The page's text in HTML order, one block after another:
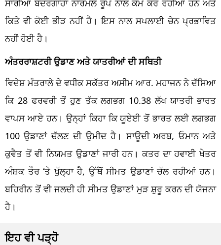
ਸਾਰੀਆਂ ਬੰਦਰਗਾਹਾਂ ਨਾਰਮਲ ਰੂਪ ਨਾਲ ਕੰਮ ਕਰ ਰਹੀਆਂ ਹਨ ਅਤੇ
ਕਿਤੇ ਵੀ ਕੋਈ ਭੀੜ ਨਹੀਂ ਹੈ। ਇਸ ਨਾਲ ਸਪਲਾਈ ਚੇਨ ਪ੍ਰਭਾਵਿਤ
ਨਹੀਂ ਹੋਈ ਹੈ।
ਅੰਤਰਰਾਸ਼ਟਰੀ ਉਡਾਣ ਅਤੇ ਯਾਤਰੀਆਂ ਦੀ ਸਥਿਤੀ
ਵਿਦੇਸ਼ ਮੰਤਰਾਲੇ ਦੇ ਵਧੀਕ ਸਕੱਤਰ ਅਸੀਮ ਆਰ. ਮਹਾਜਨ ਨੇ ਦੱਸਿਆ
ਕਿ 28 ਫਰਵਰੀ ਤੋਂ ਹੁਣ ਤੱਕ ਲਗਭਗ 10.38 ਲੱਖ ਯਾਤਰੀ ਭਾਰਤ
ਵਾਪਸ ਆਏ ਹਨ। ਉਨ੍ਹਾਂ ਕਿਹਾ ਕਿ ਯੂਏਈ ਤੋਂ ਭਾਰਤ ਲਈ ਲਗਭਗ
100 ਉਡਾਣਾਂ ਚੱਲਣ ਦੀ ਉਮੀਦ ਹੈ। ਸਾਊਦੀ ਅਰਬ, ਓਮਾਨ ਅਤੇ
ਕੁਵੈਤ ਤੋਂ ਵੀ ਨਿਯਮਤ ਉਡਾਣਾਂ ਜਾਰੀ ਹਨ। ਕਤਰ ਦਾ ਹਵਾਈ ਖੇਤਰ
ਅੰਸ਼ਕ ਤੌਰ ‘ਤੇ ਖੁੱਲ੍ਹਾ ਹੈ, ਉੱਥੋਂ ਸੀਮਤ ਉਡਾਣਾਂ ਚੱਲ ਰਹੀਆਂ ਹਨ।
ਬਹਿਰੀਨ ਤੋਂ ਵੀ ਜਲਦੀ ਹੀ ਸੀਮਤ ਉਡਾਣਾਂ ਮੁੜ ਸ਼ੁਰੂ ਕਰਨ ਦੀ ਯੋਜਨਾ
ਹੈ।
ਇਹ ਵੀ ਪੜ੍ਹੋ